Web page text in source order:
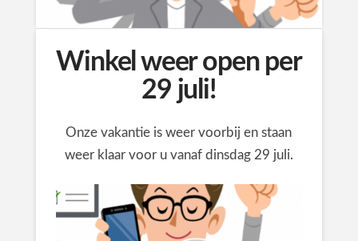
Winkel weer open per
29 juli!
Onze vakantie is weer voorbij en staan
weer klaar voor u vanaf dinsdag 29 juli.